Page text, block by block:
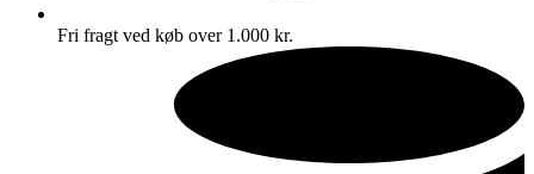
Fri fragt ved køb over 1.000 kr.